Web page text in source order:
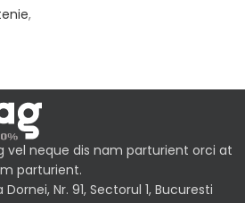
,
vel neque dis nam parturient orci at
parturient.
Nr. 91, Sectorul 1, Bucuresti